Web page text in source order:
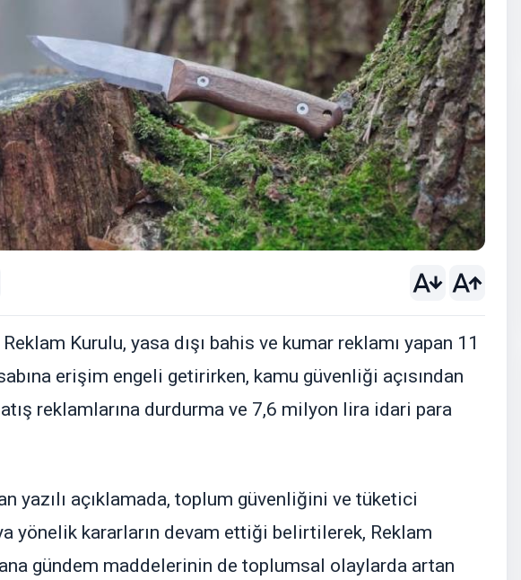
Kurulu, yasa dışı bahis ve kumar reklamı yapan 11
erişim engeli getirirken, kamu güvenliği açısından
reklamlarına durdurma ve 7,6 milyon lira idari para
yazılı açıklamada, toplum güvenliğini ve tüketici
yönelik kararların devam ettiği belirtilerek, Reklam
gündem maddelerinin de toplumsal olaylarda artan